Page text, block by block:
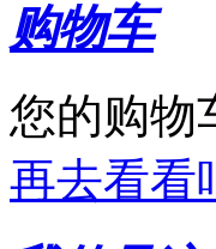
购物车
您的购物
再去看看